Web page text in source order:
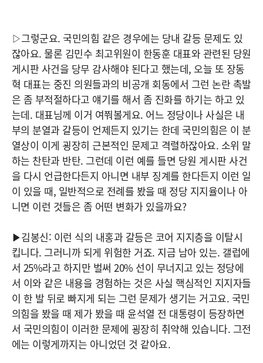
▷그렇군요. 국민의힘 같은 경우에는 당내 갈등 문제도 있
잖아요. 물론 김민수 최고위원이 한동훈 대표와 관련된 당원
게시판 사건을 당무 감사해야 된다고 했는데, 오늘 또 장동
혁 대표는 중진 의원들과의 비공개 회동에서 그런 논란 촉발
은 좀 부적절하다고 얘기를 해서 좀 진화를 하기는 하고 있
는데. 대표님께 이거 여쭤볼게요. 어느 정당이나 사실은 내
부의 분열과 갈등이 언제든지 있기는 한데 국민의힘은 이 분
열상이 이게 굉장히 근본적인 문제고 격렬하잖아요. 소위 말
하는 찬탄과 반탄. 그런데 이런 예를 들면 당원 게시판 사건
을 다시 언급한다든지 아니면 내부 징계를 한다든지 이런 일
이 있을 때, 일반적으로 전례를 봤을 때 정당 지지율이나 아
니면 이런 것들은 좀 어떤 변화가 있을까요?
▶김봉신: 이런 식의 내홍과 갈등은 코어 지지층을 이탈시
킵니다. 그러니까 되게 위험한 거죠. 지금 남아 있는. 갤럽에
서 25%라고 하지만 벌써 20% 선이 무너지고 있는 정당에
서 이와 같은 내용을 경험하는 것은 사실 핵심적인 지지자들
이 한 발 뒤로 빠지게 되는 그런 문제가 생기는 거고요. 국민
의힘을 봤을 때 제가 봤을 때 윤석열 전 대통령이 등장하면
서 국민의힘이 이러한 문제에 굉장히 취약해 있습니다. 그전
에는 이렇게까지는 아니었던 것 같아요.